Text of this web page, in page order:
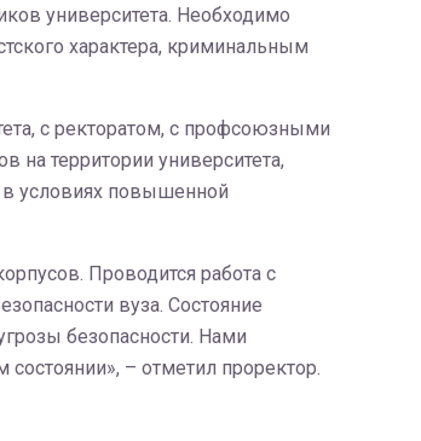
университета. Необходимо
характера, криминальным
с ректоратом, с профсоюзными
на территории университета,
в условиях повышенной
Проводится работа с
вуза. Состояние
безопасности. Нами
– отметил проректор.